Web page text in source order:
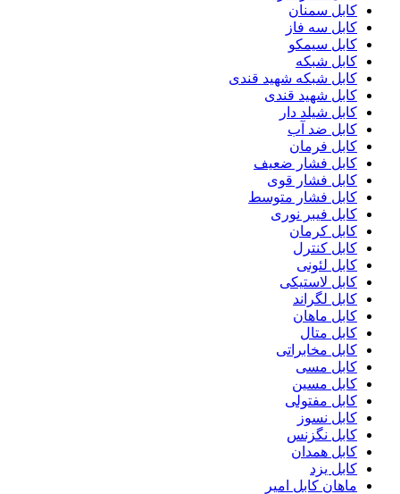
کابل سمنان
کابل سه فاز
کابل سیمکو
کابل شبکه
کابل شبکه شهید قندی
کابل شهید قندی
کابل شیلد دار
کابل ضد آب
کابل فرمان
کابل فشار ضعیف
کابل فشار قوی
کابل فشار متوسط
کابل فیبر نوری
کابل کرمان
کابل کنترل
کابل لئونی
کابل لاستیکی
کابل لگراند
کابل ماهان
کابل متال
کابل مخابراتی
کابل مسی
کابل مسین
کابل مفتولی
کابل نسوز
کابل نگزنس
کابل همدان
کابل یزد
ماهان کابل امیر